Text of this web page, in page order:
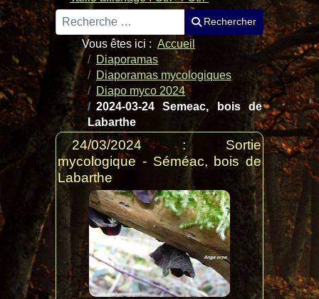
Rechercher
Rechercher
Vous êtes ici : Accueil
Diaporamas
Diaporamas mycologiques
Diapo myco 2024
2024-03-24 Semeac, bois de
Labarthe
24/03/2024 : Sortie
mycologique - Séméac, bois de
Labarthe